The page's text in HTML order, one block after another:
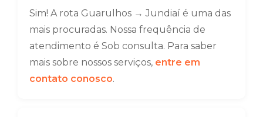
Sim! A rota Guarulhos → Jundiaí é uma das
mais procuradas. Nossa frequência de
atendimento é Sob consulta. Para saber
mais sobre nossos serviços, entre em
contato conosco.